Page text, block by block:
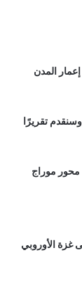
المدن
تقريرًا
محور موراج
إلى مستشفى غزة الأوروبي